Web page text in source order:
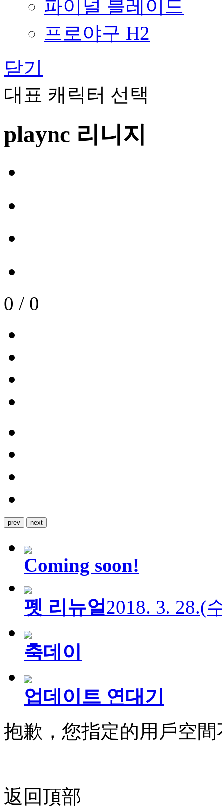
파이널 블레이드
프로야구 H2
닫기
대표 캐릭터 선택
plaync 리니지
0 / 0
prev next
Coming soon!
펫 리뉴얼2018. 3. 28.(
축데이
업데이트 연대기
抱歉，您指定的用戶空間
返回頂部